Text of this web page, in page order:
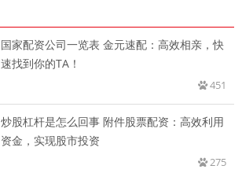
国家配资公司一览表 金元速配：高效相亲，快
速找到你的TA！
451
炒股杠杆是怎么回事 附件股票配资：高效利用
资金，实现股市投资
275